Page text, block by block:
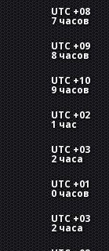
UTC +08
7 часов
UTC +09
8 часов
UTC +10
9 часов
UTC +02
1 час
UTC +03
2 часа
UTC +01
0 часов
UTC +03
2 часа